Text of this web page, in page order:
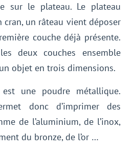
sur le plateau. Le plateau
cran, un râteau vient déposer
couche déjà présente.
deux couches ensemble
objet en trois dimensions.
une poudre métallique.
donc d’imprimer des
de l’aluminium, de l’inox,
du bronze, de l’or …